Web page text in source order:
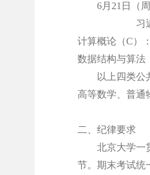
6月21日（
习
计算概论（C）
数据结构与算法
以上四类
高等数学、普通
二、纪律要求
北京大学一
节。期末考试统